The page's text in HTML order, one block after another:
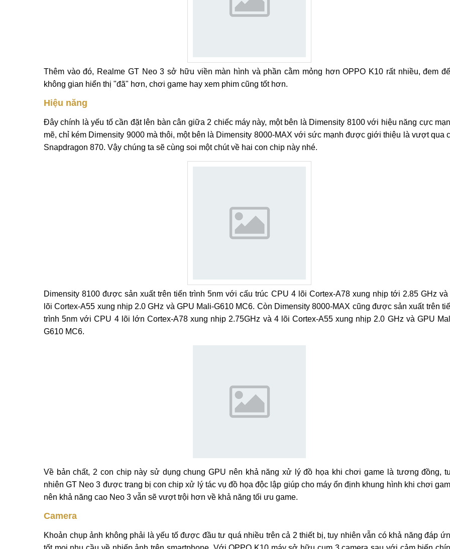
Thêm vào đó, Realme GT Neo 3 sở hữu viền màn hình và phần cằm mỏng hơn OPPO K10 rất nhiều, đem
không gian hiển thị "đã" hơn, chơi game hay xem phim cũng tốt hơn.
Hiệu năng
Đây chính là yếu tố cần đặt lên bàn cân giữa 2 chiếc máy này, một bên là Dimensity 8100 với hiệu năng cực
mẽ, chỉ kém Dimensity 9000 mà thôi, một bên là Dimensity 8000-MAX với sức mạnh được giới thiệu là vượt qua
Snapdragon 870. Vậy chúng ta sẽ cùng soi một chút về hai con chip này nhé.
Dimensity 8100 được sản xuất trên tiến trình 5nm với cấu trúc CPU 4 lõi Cortex-A78 xung nhịp tới 2.85 GHz và
lõi Cortex-A55 xung nhịp 2.0 GHz và GPU Mali-G610 MC6. Còn Dimensity 8000-MAX cũng được sản xuất trên
trình 5nm với CPU 4 lõi lớn Cortex-A78 xung nhịp 2.75GHz và 4 lõi Cortex-A55 xung nhịp 2.0 GHz và GPU
G610 MC6.
Về bản chất, 2 con chip này sử dụng chung GPU nên khả năng xử lý đồ họa khi chơi game là tương đồng,
nhiên GT Neo 3 được trang bị con chip xử lý tác vụ đồ họa độc lập giúp cho máy ổn định khung hình khi chơi
nên khả năng cao Neo 3 vẫn sẽ vượt trội hơn về khả năng tối ưu game.
Camera
Khoản chụp ảnh không phải là yếu tố được đầu tư quá nhiều trên cả 2 thiết bị, tuy nhiên vẫn có khả năng đáp